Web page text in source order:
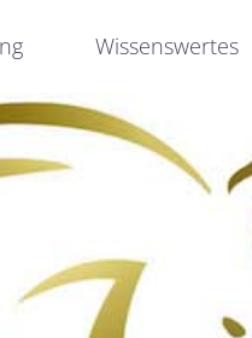
Wissenswertes